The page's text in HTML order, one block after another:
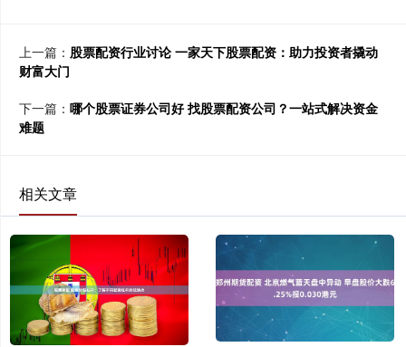
上一篇： 股票配资行业讨论 一家天下股票配资：助力投资者撬动
财富大门
下一篇： 哪个股票证券公司好 找股票配资公司？一站式解决资金
难题
相关文章